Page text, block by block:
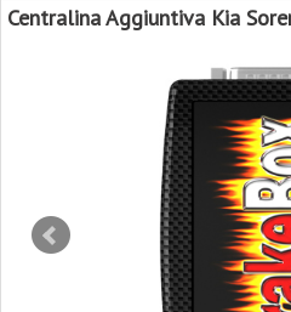
Centralina Aggiuntiva Kia